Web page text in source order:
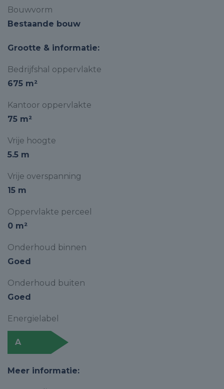
Bouwvorm
Bestaande bouw
Grootte & informatie:
Bedrijfshal oppervlakte
675 m²
Kantoor oppervlakte
75 m²
Vrije hoogte
5.5 m
Vrije overspanning
15 m
Oppervlakte perceel
0 m²
Onderhoud binnen
Goed
Onderhoud buiten
Goed
Energielabel
A
Meer informatie: